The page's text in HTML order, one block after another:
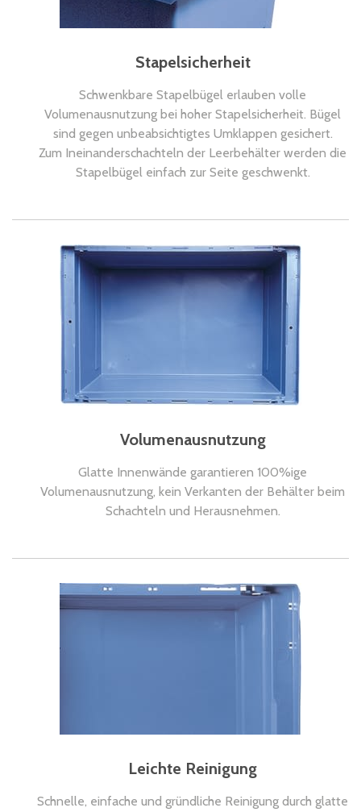
Stapelsicherheit
Schwenkbare Stapelbügel erlauben volle
Volumenausnutzung bei hoher Stapelsicherheit. Bügel
sind gegen unbeabsichtigtes Umklappen gesichert.
Zum Ineinanderschachteln der Leerbehälter werden die
Stapelbügel einfach zur Seite geschwenkt.
Volumenausnutzung
Glatte Innenwände garantieren 100%ige
Volumenausnutzung, kein Verkanten der Behälter beim
Schachteln und Herausnehmen.
Leichte Reinigung
Schnelle, einfache und gründliche Reinigung durch glatte